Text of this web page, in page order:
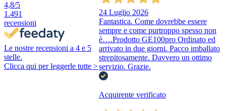
4,8/5
1.491
recensioni
Le nostre recensioni a 4 e 5
stelle.
Clicca qui per leggerle tutte >
24 Luglio 2026
Fantastica. Come dovrebbe essere
sempre e come purtroppo spesso non
è….Prodotto GE100pro Ordinato ed
arrivato in due giorni. Pacco imballato
strepitosamente. Davvero un ottimo
servizio. Grazie.
Acquirente verificato